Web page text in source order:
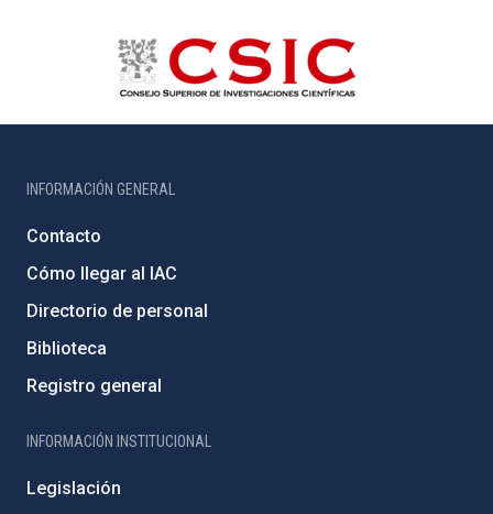
INFORMACIÓN GENERAL
Contacto
Cómo llegar al IAC
Directorio de personal
Biblioteca
Registro general
INFORMACIÓN INSTITUCIONAL
Legislación